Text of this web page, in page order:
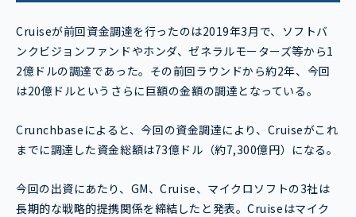
Cruiseが前回資金調達を行ったのは2019年3月で、ソフトバ
ンクビジョンファンドやホンダ、ゼネラルモーターズ等から1
2億ドルの調達であった。その前回ラウンドから約2年、今回
は20億ドルというさらに巨額の金額の調達となっている。
Crunchbaseによると、今回の資金調達により、Cruiseがこれ
までに調達した資金総額は73億ドル（約7,300億円）になる。
今回の出資にあたり、GM、Cruise、マイクロソフトの3社は
長期的な戦略的提携関係を締結したと発表。Cruiseはマイク